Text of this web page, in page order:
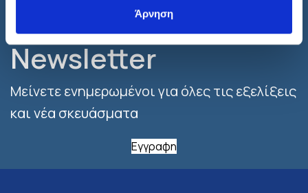
Άρνηση
Εγγραφτείτε στο
Newsletter
Μείνετε ενημερωμένοι για όλες τις εξελίξεις
και νέα σκευάσματα
Εγγραφη